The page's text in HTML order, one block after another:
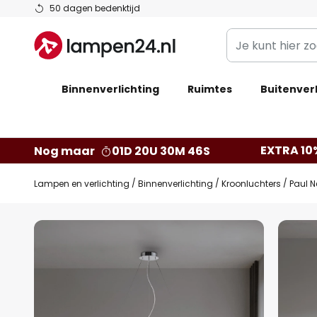
50 dagen bedenktijd
Ga
de
inhoud
Je
kunt
zoeken
webwinkel
Binnenverlichting Ruimtes
Nog maar 01D 20U 30M 45S EXTRA
Lampen en verlichting Binnenverlichting Kroonluchters Paul
Ga